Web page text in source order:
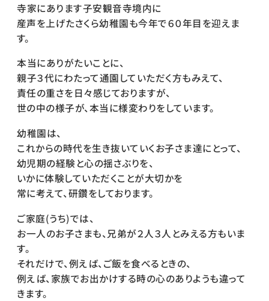
寺家にあります子安観音寺境内に
産声を上げたさくら幼稚園も今年で６０年目を迎えま
す。
本当にありがたいことに、
親子３代にわたって通園していただく方もみえて、
責任の重さを日々感じておりますが、
世の中の様子が、本当に様変わりをしています。
幼稚園は、
これからの時代を生き抜いていくお子さま達にとって、
幼児期の経験と心の揺さぶりを、
いかに体験していただくことが大切かを
常に考えて、研鑽をしております。
ご家庭(うち)では、
お一人のお子さまも、兄弟が２人３人とみえる方もいま
す。
それだけで、例えば、ご飯を食べるときの、
例えば、家族でお出かけする時の心のありようも違って
きます。